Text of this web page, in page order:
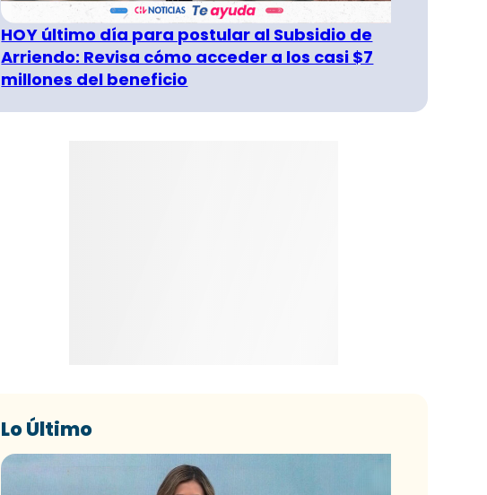
HOY último día para postular al Subsidio de
Arriendo: Revisa cómo acceder a los casi $7
millones del beneficio
Lo Último